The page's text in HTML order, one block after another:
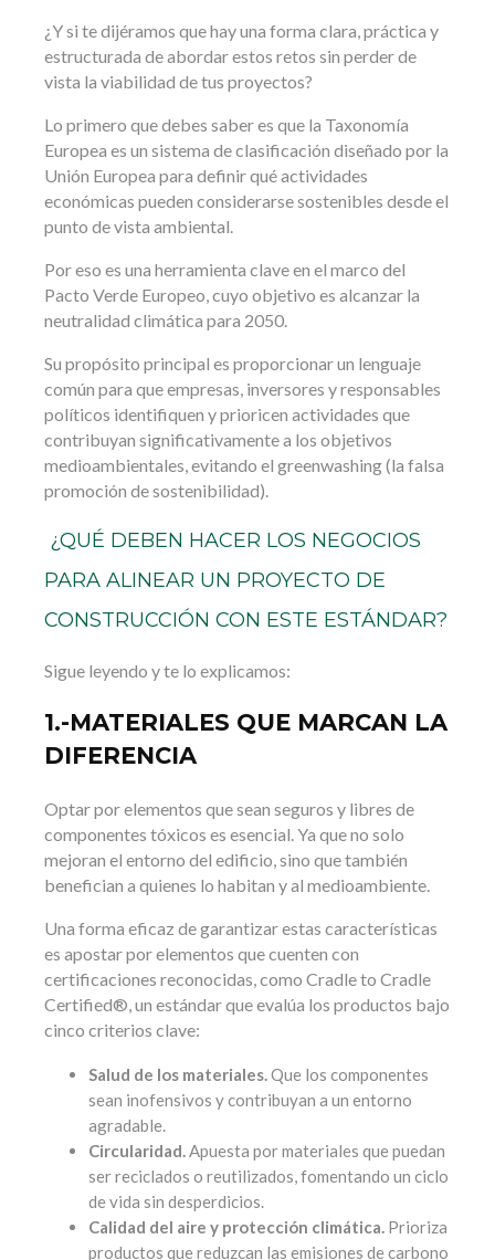
¿Y si te dijéramos que hay una forma clara, práctica y
estructurada de abordar estos retos sin perder de
vista la viabilidad de tus proyectos?
Lo primero que debes saber es que la Taxonomía
Europea es un sistema de clasificación diseñado por la
Unión Europea para definir qué actividades
económicas pueden considerarse sostenibles desde el
punto de vista ambiental.
Por eso es una herramienta clave en el marco del
Pacto Verde Europeo, cuyo objetivo es alcanzar la
neutralidad climática para 2050.
Su propósito principal es proporcionar un lenguaje
común para que empresas, inversores y responsables
políticos identifiquen y prioricen actividades que
contribuyan significativamente a los objetivos
medioambientales, evitando el greenwashing (la falsa
promoción de sostenibilidad).
¿QUÉ DEBEN HACER LOS NEGOCIOS
PARA ALINEAR UN PROYECTO DE
CONSTRUCCIÓN CON ESTE ESTÁNDAR?
Sigue leyendo y te lo explicamos:
1.-MATERIALES QUE MARCAN LA
DIFERENCIA
Optar por elementos que sean seguros y libres de
componentes tóxicos es esencial. Ya que no solo
mejoran el entorno del edificio, sino que también
benefician a quienes lo habitan y al medioambiente.
Una forma eficaz de garantizar estas características
es apostar por elementos que cuenten con
certificaciones reconocidas, como Cradle to Cradle
Certified®, un estándar que evalúa los productos bajo
cinco criterios clave:
Salud de los materiales.Que los componentes
sean inofensivos y contribuyan a un entorno
agradable.
Circularidad.Apuesta por materiales que puedan
ser reciclados o reutilizados, fomentando un ciclo
de vida sin desperdicios.
Calidad del aire y protección climática. Prioriza
productos que reduzcan las emisiones de carbono